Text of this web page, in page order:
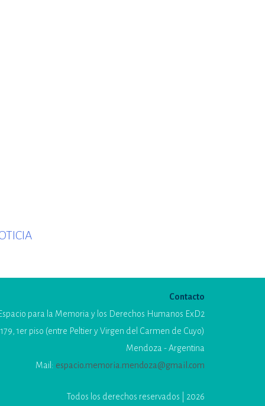
Next
Contacto
Espacio para la Memoria y los Derechos Humanos ExD2
1er piso (entre Peltier y Virgen del Carmen de Cuyo)
Mendoza - Argentina
Mail: espacio.memoria.mendoza@gmail.com
Todos los derechos reservados | 2026